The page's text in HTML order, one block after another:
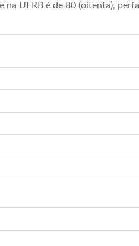
UFRB é de 80 (oitenta),